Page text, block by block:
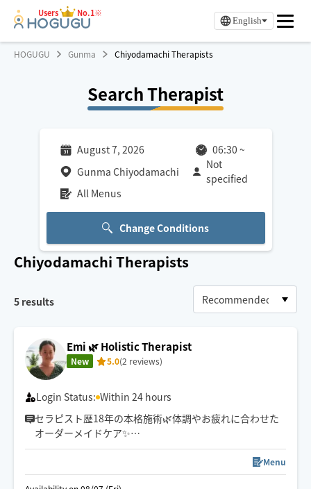
Users No.1※
English
HOGUGU Gunma Chiyodamachi Therapists
Search Therapist
August 7, 2026 06:30 ~
Gunma Chiyodamachi
Not
specified
All Menus
Change Conditions
Chiyodamachi Therapists
5 results
Emi 🌿 Holistic Therapist
New 5.0(2 reviews)
Login Status: Within 24 hours
セラピスト歴18年の本格施術🌿体調やお疲れに合わせた
オーダーメイドケア✨
高崎市・群馬県内、軽井沢エリアのホテル・別荘、ご自
宅、埼玉県、東京への出張致します🚘
Menu